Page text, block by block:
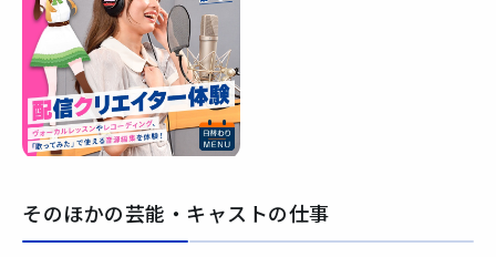
そのほかの芸能・キャストの仕事